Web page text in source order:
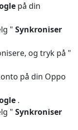
på din
" Synkroniser
og tryk på "
på din Oppo
.
" Synkroniser